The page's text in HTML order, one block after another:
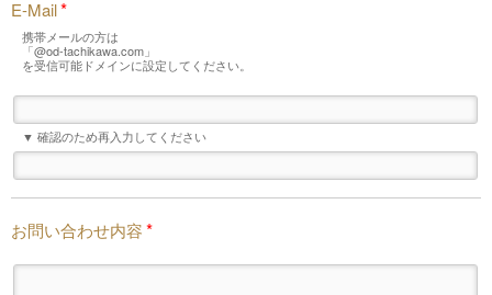
E-Mail*
携帯メールの方は
「@od-tachikawa.com」
を受信可能ドメインに設定してください。
▼ 確認のため再入力してください
お問い合わせ内容*